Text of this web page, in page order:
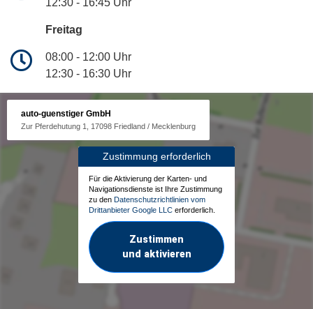
12:30 - 16:45 Uhr
Freitag
08:00 - 12:00 Uhr
12:30 - 16:30 Uhr
auto-guenstiger GmbH
Zur Pferdehutung 1, 17098 Friedland / Mecklenburg
Zustimmung erforderlich
Für die Aktivierung der Karten- und
Navigationsdienste ist Ihre Zustimmung
zu den Datenschutzrichtlinien vom
Drittanbieter Google LLC erforderlich.
Zustimmen
und aktivieren